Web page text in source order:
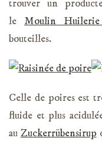
trouver un
le Moulin
bouteilles.
Celle de poires est
fluide et plus
au Zuckerrübensirup